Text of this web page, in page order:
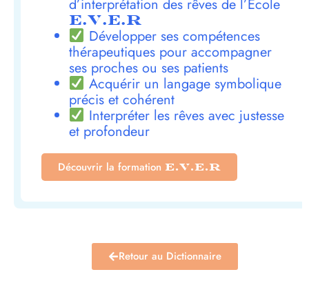
d’interprétation des rêves de l’École
E.V.E.R
Développer ses compétences
thérapeutiques pour accompagner
ses proches ou ses patients
Acquérir un langage symbolique
précis et cohérent
Interpréter les rêves avec justesse
et profondeur
Découvrir la formation E.V.E.R
Retour au Dictionnaire